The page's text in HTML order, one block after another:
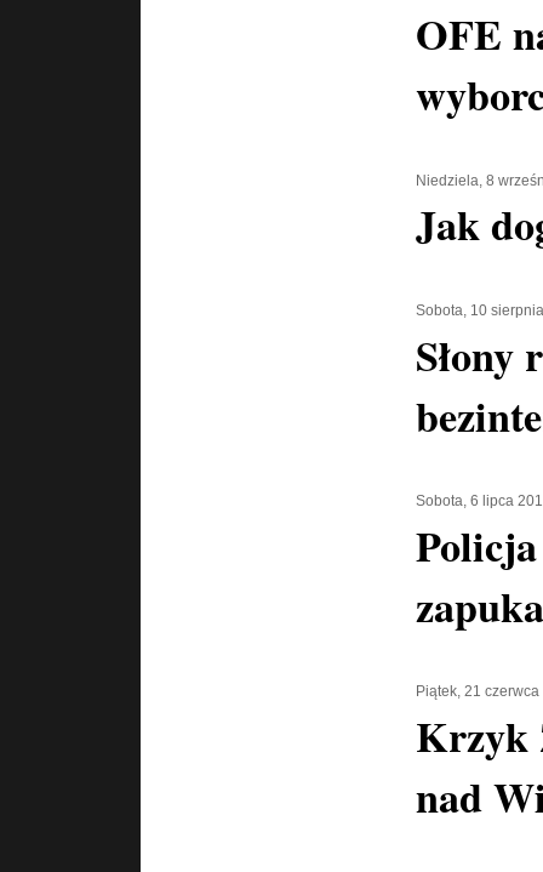
OFE
Niedziela, 8
Jak
Sobota, 10
Słony
Sobota, 6 lipca
Piątek, 21
Krzyk
nad